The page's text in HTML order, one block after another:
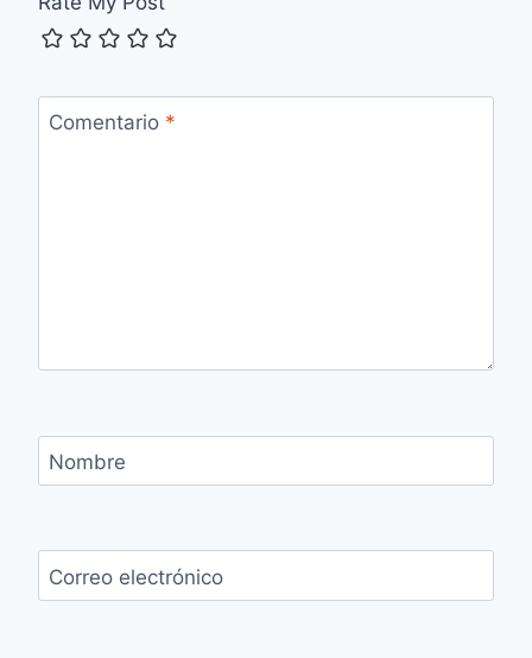
Comentario *
Nombre
Correo electrónico